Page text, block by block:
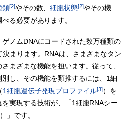
類[2]やその数、 細胞状態[2]やその機
る必要があります。
ノムDNAにコードされた数万種類の
まります。RNAは、さまざまなタン
まざまな機能を担います。従って、
し、その機能を類推するには、1細
1細胞遺伝子発現プロファイル[3]）を
実現する技術が、「1細胞RNAシー
」です。